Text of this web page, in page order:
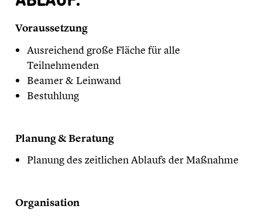
Voraussetzung
Ausreichend große Fläche für alle
Teilnehmenden
Beamer & Leinwand
Bestuhlung
Planung & Beratung
Planung des zeitlichen Ablaufs der Maßnahme
Organisation